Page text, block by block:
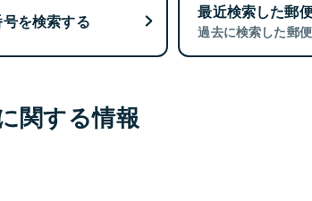
を検索する 最近検索した郵
過去に検索した郵
関する情報